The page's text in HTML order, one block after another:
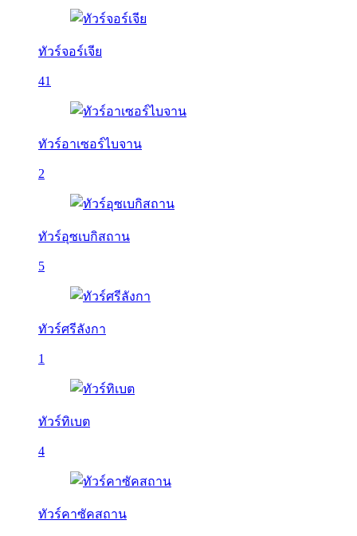
ทัวร์จอร์เจีย
41
ทัวร์อาเซอร์ไบจาน
2
ทัวร์อุซเบกิสถาน
5
ทัวร์ศรีลังกา
1
ทัวร์ทิเบต
4
ทัวร์คาซัคสถาน